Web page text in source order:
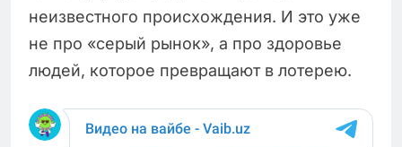
неизвестного происхождения. И это уже
не про «серый рынок», а про здоровье
людей, которое превращают в лотерею.